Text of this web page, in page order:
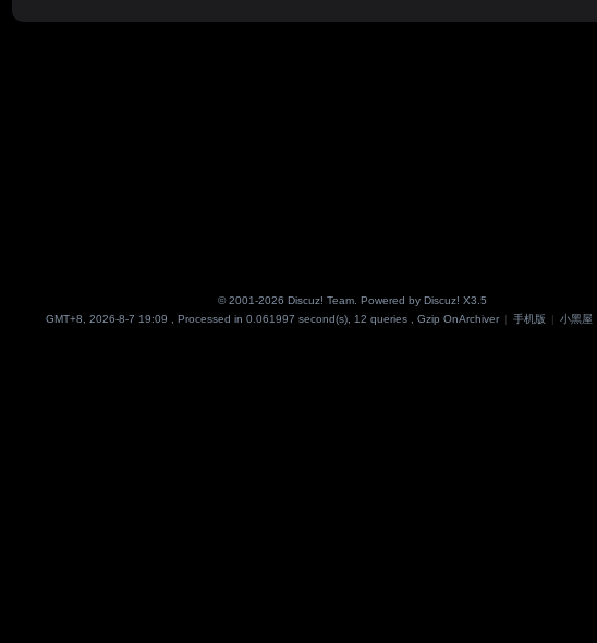
© 2001-2026Discuz! Team . Powered byDiscuz! X3.5
GMT+8, 2026-8-7 19:09
, Processed in 0.061997 second(s), 12 queries , Gzip OnArchiver | 手机版 | 小黑屋